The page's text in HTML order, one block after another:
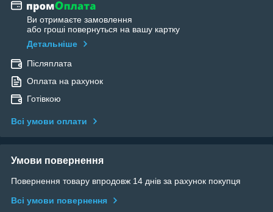
Ви отримаєте замовлення
або гроші повернуться на вашу картку
Детальніше
Післяплата
Оплата на рахунок
Готівкою
Всі умови оплати
Умови повернення
Повернення товару впродовж 14 днів за рахунок покупця
Всі умови повернення